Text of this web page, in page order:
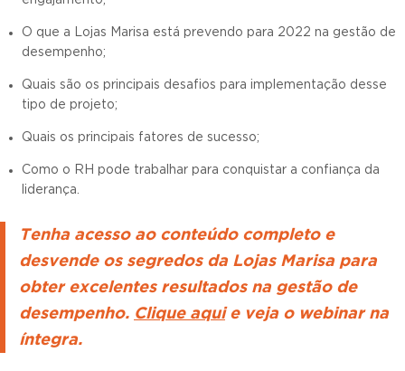
O que a Lojas Marisa está prevendo para 2022 na gestão de
desempenho;
Quais são os principais desafios para implementação desse
tipo de projeto;
Quais os principais fatores de sucesso;
Como o RH pode trabalhar para conquistar a confiança da
liderança.
Tenha acesso ao conteúdo completo e
desvende os segredos da Lojas Marisa para
obter excelentes resultados na gestão de
desempenho. Clique aquie veja o webinar na
íntegra.